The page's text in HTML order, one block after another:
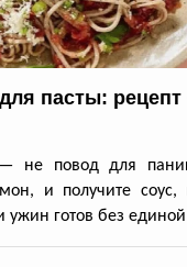
пасты: рецепт
не повод для
и получите соус,
готов без единой